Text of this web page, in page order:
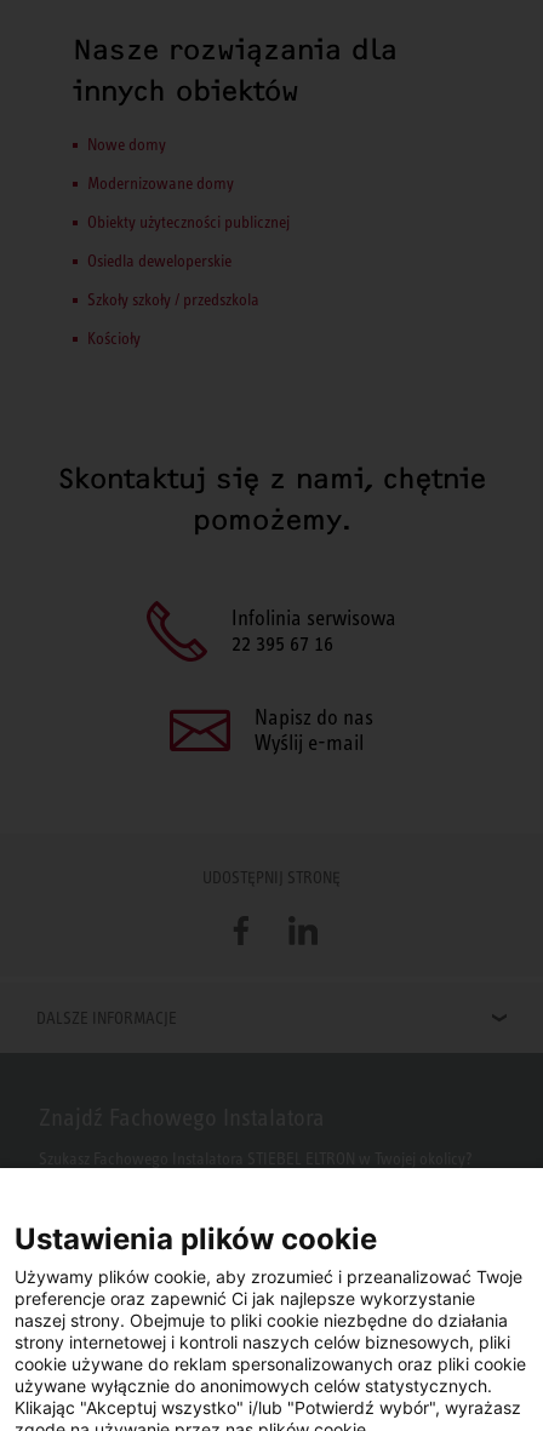
Nasze rozwiązania dla
innych obiektów
Nowe domy
Modernizowane domy
Obiekty użyteczności publicznej
Osiedla deweloperskie
Szkoły szkoły / przedszkola
Kościoły
Skontaktuj się z nami, chętnie
pomożemy.
Infolinia serwisowa
22 395 67 16
Napisz do nas
Wyślij e-mail
UDOSTĘPNIJ STRONĘ
FacebookLinkedIn
DALSZE INFORMACJE
Facebook YouTube LinkedIn
Ustawienia plików cookie
Używamy plików cookie, aby zrozumieć i przeanalizować Twoje
preferencje oraz zapewnić Ci jak najlepsze wykorzystanie
naszej strony. Obejmuje to pliki cookie niezbędne do działania
strony internetowej i kontroli naszych celów biznesowych, pliki
cookie używane do reklam spersonalizowanych oraz pliki cookie
używane wyłącznie do anonimowych celów statystycznych.
Klikając "Akceptuj wszystko" i/lub "Potwierdź wybór", wyrażasz